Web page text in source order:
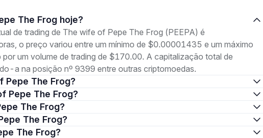
The Frog hoje?
de trading de The wife of Pepe The Frog (PEEPA) é
o preço variou entre um mínimo de $0.00001435 e um máximo
um volume de trading de $170.00. A capitalização total de
a na posição nº 9399 entre outras criptomoedas.
Pepe The Frog?
Pepe The Frog?
The Frog?
The Frog?
The Frog?